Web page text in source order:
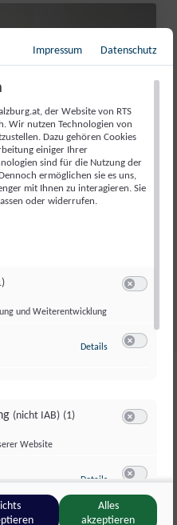
Impressum Datenschutz
der Website von RTS
Wir nutzen Technologien von
Dazu gehören Cookies
einiger Ihrer
sind für die Nutzung der
ermöglichen sie es uns,
mit Ihnen zu interagieren. Sie
oder widerrufen.
und Weiterentwicklung
Details zu Google
(nicht IAB) (1)
Website
Details zu Google GTag
Alles
akzeptieren